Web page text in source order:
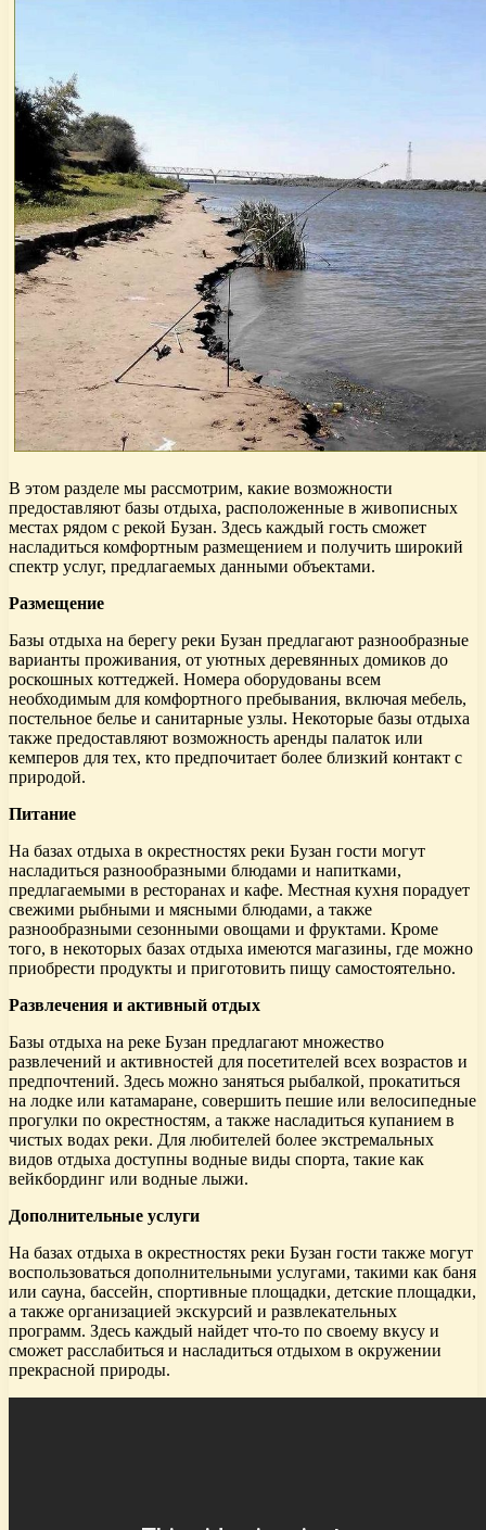
В этом разделе мы рассмотрим, какие возможности
предоставляют базы отдыха, расположенные в живописных
местах рядом с рекой Бузан. Здесь каждый гость сможет
насладиться комфортным размещением и получить широкий
спектр услуг, предлагаемых данными объектами.
Размещение
Базы отдыха на берегу реки Бузан предлагают разнообразные
варианты проживания, от уютных деревянных домиков до
роскошных коттеджей. Номера оборудованы всем
необходимым для комфортного пребывания, включая мебель,
постельное белье и санитарные узлы. Некоторые базы отдыха
также предоставляют возможность аренды палаток или
кемперов для тех, кто предпочитает более близкий контакт с
природой.
Питание
На базах отдыха в окрестностях реки Бузан гости могут
насладиться разнообразными блюдами и напитками,
предлагаемыми в ресторанах и кафе. Местная кухня порадует
свежими рыбными и мясными блюдами, а также
разнообразными сезонными овощами и фруктами. Кроме
того, в некоторых базах отдыха имеются магазины, где можно
приобрести продукты и приготовить пищу самостоятельно.
Развлечения и активный отдых
Базы отдыха на реке Бузан предлагают множество
развлечений и активностей для посетителей всех возрастов и
предпочтений. Здесь можно заняться рыбалкой, прокатиться
на лодке или катамаране, совершить пешие или велосипедные
прогулки по окрестностям, а также насладиться купанием в
чистых водах реки. Для любителей более экстремальных
видов отдыха доступны водные виды спорта, такие как
вейкбординг или водные лыжи.
Дополнительные услуги
На базах отдыха в окрестностях реки Бузан гости также могут
воспользоваться дополнительными услугами, такими как баня
или сауна, бассейн, спортивные площадки, детские площадки,
а также организацией экскурсий и развлекательных
программ. Здесь каждый найдет что-то по своему вкусу и
сможет расслабиться и насладиться отдыхом в окружении
прекрасной природы.